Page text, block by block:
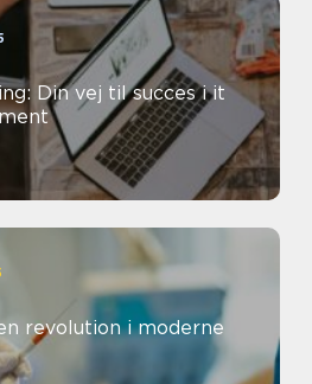
Din vej til succes i it
revolution i moderne